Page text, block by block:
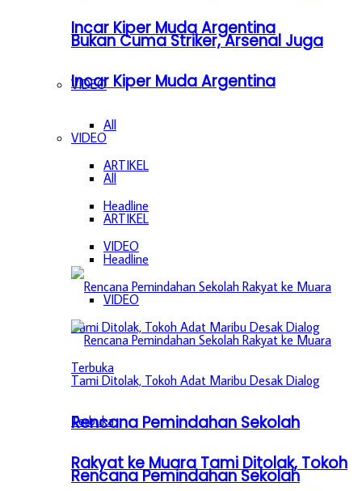
Incar Kiper Muda Argentina
VIDEO
All
ARTIKEL
Headline
VIDEO
Rencana Pemindahan Sekolah
Rakyat ke Muara Tami Ditolak, Tokoh
Bukan Cuma Striker, Arsenal Juga
Incar Kiper Muda Argentina
VIDEO
All
ARTIKEL
Headline
VIDEO
Rencana Pemindahan Sekolah